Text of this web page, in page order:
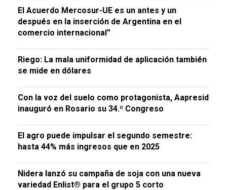
El Acuerdo Mercosur-UE es un antes y un
después en la inserción de Argentina en el
comercio internacional”
Riego: La mala uniformidad de aplicación también
se mide en dólares
Con la voz del suelo como protagonista, Aapresid
inauguró en Rosario su 34.º Congreso
El agro puede impulsar el segundo semestre:
hasta 44% más ingresos que en 2025
Nidera lanzó su campaña de soja con una nueva
variedad Enlist® para el grupo 5 corto